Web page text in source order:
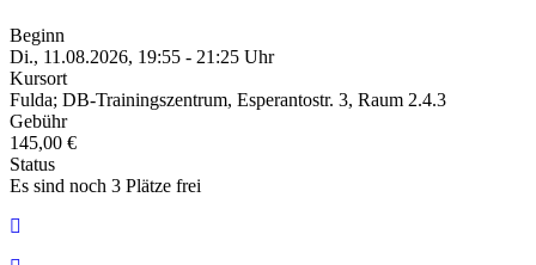
Beginn
Di., 11.08.2026, 19:55 - 21:25 Uhr
Kursort
Fulda; DB-Trainingszentrum, Esperantostr. 3, Raum 2.4.3
Gebühr
145,00 €
Status
Es sind noch 3 Plätze frei